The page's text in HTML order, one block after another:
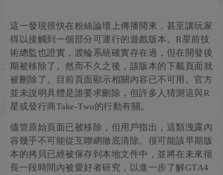
這一發現很快在粉絲論壇上傳播開來，甚至讓玩家
得以接觸到一個部分可運行的遊戲版本。R星前技
術總監也證實，渡輪系統確實存在過，但在開發後
期被移除了。然而不久之後，該版本的下載頁面就
被刪除了。目前頁面顯示相關內容已不可用。官方
並未說明具體是誰要求刪除，但許多人猜測這與R
星或發行商Take-Two的行動有關。
儘管原始頁面已被移除，但用戶指出，這類洩露內
容幾乎不可能從互聯網徹底清除。很可能該早期版
本的拷貝已經被保存到本地文件中，並將在未來很
長一段時間內被愛好者研究，以進一步了解GTA4